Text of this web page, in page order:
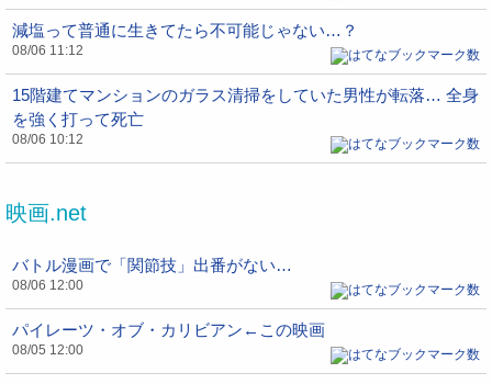
減塩って普通に生きてたら不可能じゃない…？
08/06 11:12
15階建てマンションのガラス清掃をしていた男性が転落… 全身
を強く打って死亡
08/06 10:12
映画.net
バトル漫画で「関節技」出番がない…
08/06 12:00
パイレーツ・オブ・カリビアン←この映画
08/05 12:00